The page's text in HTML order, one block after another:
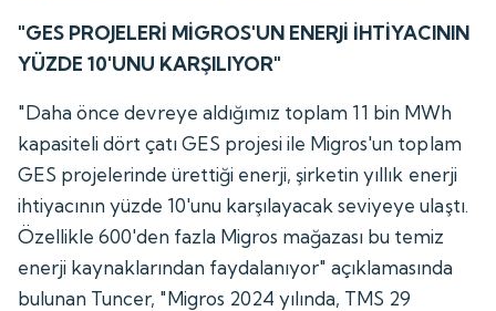
"GES PROJELERİ MİGROS'UN ENERJİ İHTİYACININ
YÜZDE 10'UNU KARŞILIYOR"
"Daha önce devreye aldığımız toplam 11 bin MWh
kapasiteli dört çatı GES projesi ile Migros'un toplam
GES projelerinde ürettiği enerji, şirketin yıllık enerji
ihtiyacının yüzde 10'unu karşılayacak seviyeye ulaştı.
Özellikle 600'den fazla Migros mağazası bu temiz
enerji kaynaklarından faydalanıyor" açıklamasında
bulunan Tuncer, "Migros 2024 yılında, TMS 29